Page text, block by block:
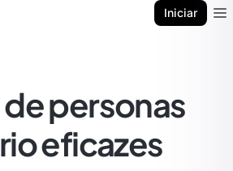
Iniciar
personas
eficazes